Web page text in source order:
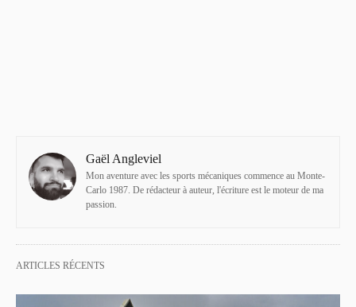
Gaël Angleviel
Mon aventure avec les sports mécaniques commence au Monte-
Carlo 1987. De rédacteur à auteur, l'écriture est le moteur de ma
passion.
ARTICLES RÉCENTS